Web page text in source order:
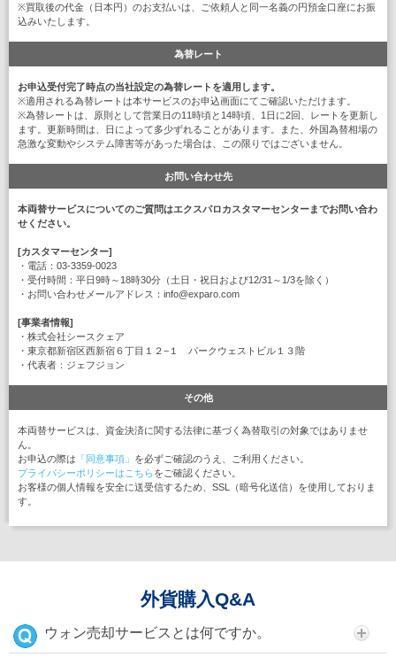
※買取後の代金（日本円）のお支払いは、ご依頼人と同一名義の円預金口座にお振
込みいたします。
為替レート
お申込受付完了時点の当社設定の為替レートを適用します。
※適用される為替レートは本サービスのお申込画面にてご確認いただけます。
※為替レートは、原則として営業日の11時頃と14時頃、1日に2回、レートを更新し
ます。更新時間は、日によって多少ずれることがあります。また、外国為替相場の
急激な変動やシステム障害等があった場合は、この限りではございません。
お問い合わせ先
本両替サービスについてのご質問はエクスパロカスタマーセンターまでお問い合わ
せください。
[カスタマーセンター]
・電話：03-3359-0023
・受付時間：平日9時～18時30分（土日・祝日および12/31～1/3を除く）
・お問い合わせメールアドレス：info@exparo.com
[事業者情報]
・株式会社シースクェア
・東京都新宿区西新宿６丁目１２−１ パークウェストビル１３階
・代表者：ジェフジョン
その他
本両替サービスは、資金決済に関する法律に基づく為替取引の対象ではありませ
ん。
お申込の際は 「同意事項」 を必ずご確認のうえ、ご利用ください。
プライバシーポリシーはこちらをご確認ください。
お客様の個人情報を安全に送受信するため、SSL（暗号化送信）を使用しておりま
す。
外貨購入Q&A
ウォン売却サービスとは何ですか。